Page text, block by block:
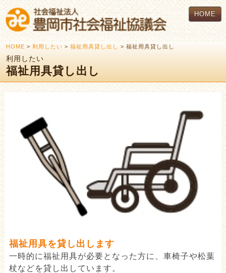
HOME
HOME > 利用したい > 福祉用具貸し出し > 福祉用具貸し出し
利用したい
福祉用具貸し出し
福祉用具を貸し出します
一時的に福祉用具が必要となった方に、車椅子や松葉
杖などを貸し出しています。